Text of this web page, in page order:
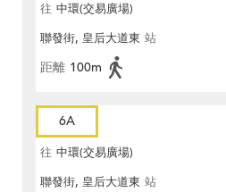
往 中環(交易廣場)
聯發街, 皇后大道東 站
距離 100m
6A
往 中環(交易廣場)
聯發街, 皇后大道東 站